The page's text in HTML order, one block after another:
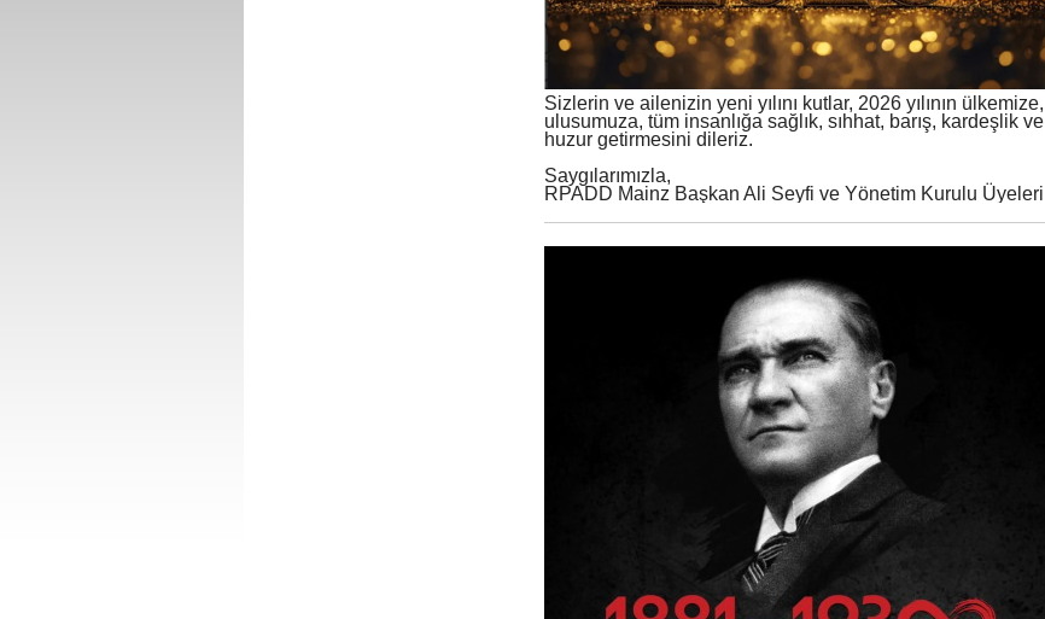
Sizlerin ve ailenizin yeni yılını kutlar, 2026 yılının ülkemize,
ulusumuza, tüm insanlığa sağlık, sıhhat, barış, kardeşlik ve
huzur getirmesini dileriz.
Saygılarımızla,
RPADD Mainz Başkan Ali Seyfi ve Yönetim Kurulu Üyeleri